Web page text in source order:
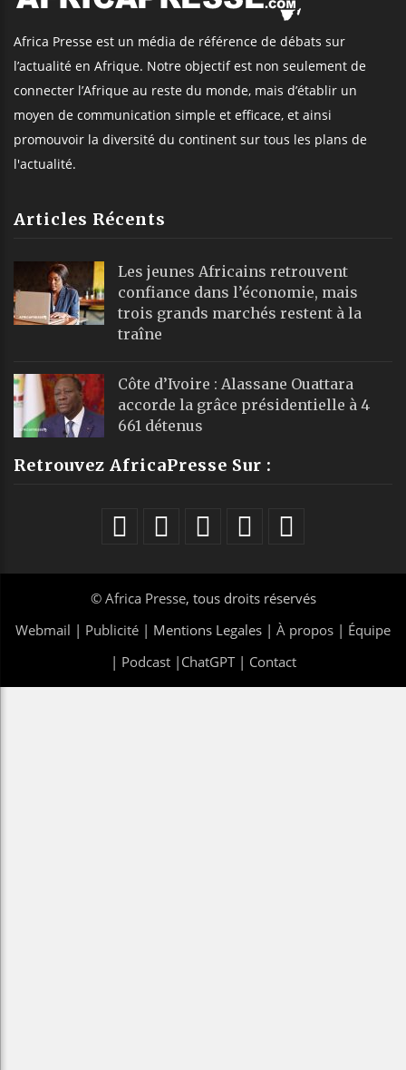
Africa Presse est un média de référence de débats sur
l’actualité en Afrique. Notre objectif est non seulement de
connecter l’Afrique au reste du monde, mais d’établir un
moyen de communication simple et efficace, et ainsi
promouvoir la diversité du continent sur tous les plans de
l'actualité.
Articles Récents
Les jeunes Africains retrouvent
confiance dans l’économie, mais
trois grands marchés restent à la
traîne
Côte d’Ivoire : Alassane Ouattara
accorde la grâce présidentielle à 4
661 détenus
Retrouvez AfricaPresse Sur :
© Africa Presse, tous droits réservés
Webmail | Publicité | Mentions Legales | À propos | Équipe
| Podcast| ChatGPT| Contact